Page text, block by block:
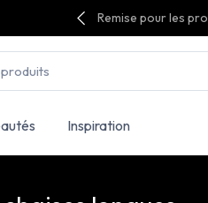
Remise pour les
Inspiration